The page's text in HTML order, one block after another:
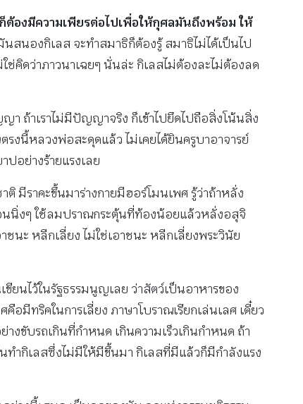
ต้องมีความเพียรต่อไปเพื่อให้กุศลมันถึงพร้อม ให้
สนองกิเลส จะทำสมาธิก็ต้องรู้ สมาธิไม่ได้เป็นไป
คิดว่าภาวนาเฉยๆ นั่นล่ะ กิเลสไม่ต้องละไม่ต้องลด
ถ้าเราไม่มีปัญญาจริง ก็เข้าไปยึดไปถือสิ่งโน้นสิ่ง
รงนี้หลวงพ่อสะดุดแล้ว ไม่เคยได้ยินครูบาอาจารย์
อย่างร้ายแรงเลย
มีราคะขึ้นมาร่างกายมีฮอร์โมนเพศ รู้ว่าถ้าหลั่ง
อนนิ่งๆ ใช้ลมปราณกระตุ้นที่ท้องน้อยแล้วหลั่งอสุจิ
ชนะ หลีกเลี่ยง ไม่ใช่เอาชนะ หลีกเลี่ยงพระวินัย
ยนไว้ในรัฐธรรมนูญเลย ว่าสัตว์เป็นอาหารของ
มีทริคในการเลี่ยง ภาษาโบราณเรียกเล่นเลศ เดี๋ยว
งขับรถเกินที่กำหนด เกินความเร็วเกินกำหนด ถ้า
ทำกิเลสซึ่งไม่มีให้มีขึ้นมา กิเลสที่มีแล้วก็มีกำลังแรง